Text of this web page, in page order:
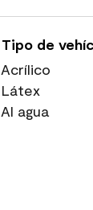
Tipo de
Acrílico
Látex
Al agua